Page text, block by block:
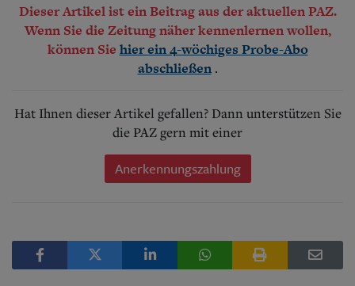
Dieser Artikel ist ein Beitrag aus der aktuellen PAZ.
Wenn Sie die Zeitung näher kennenlernen wollen,
können Sie hier ein 4-wöchiges Probe-Abo
abschließen .
Hat Ihnen dieser Artikel gefallen? Dann unterstützen Sie
die PAZ gern mit einer
Anerkennungszahlung